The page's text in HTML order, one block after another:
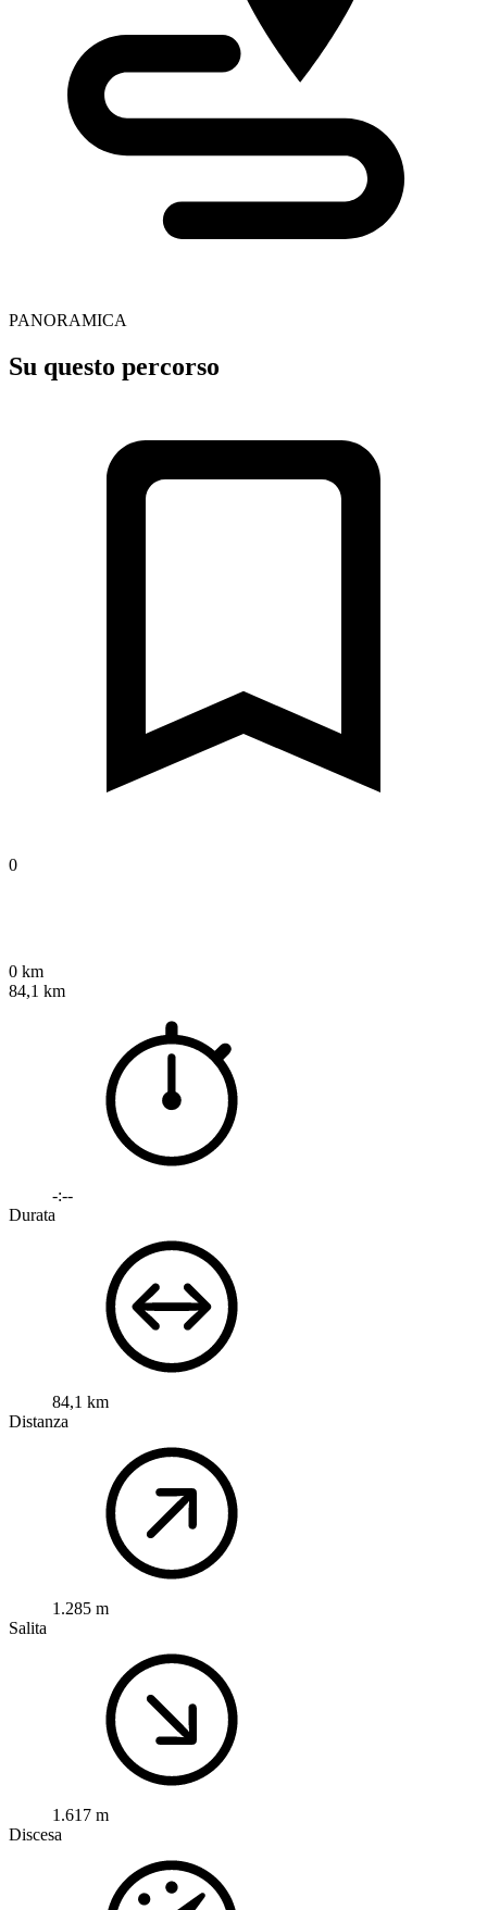
PANORAMICA
Su questo percorso
0
0 km
84,1 km
-:--
Durata
84,1 km
Distanza
1.285 m
Salita
1.617 m
Discesa